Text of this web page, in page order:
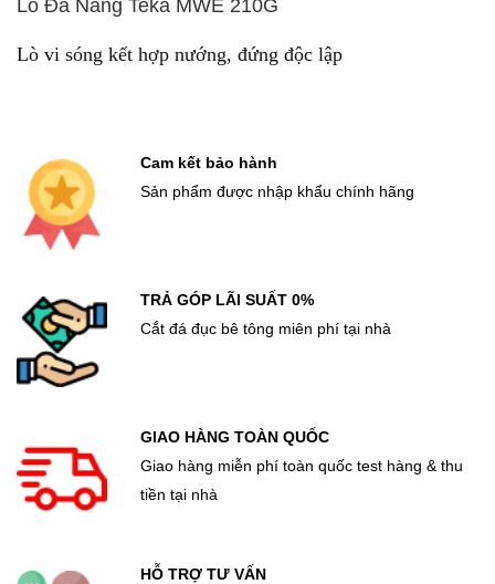
Lò Đa Năng Teka MWE 210G
Lò vi sóng kết hợp nướng, đứng độc lập
Cam kết bảo hành
Sản phẩm được nhập khẩu chính hãng
TRẢ GÓP LÃI SUẤT 0%
Cắt đá đục bê tông miên phí tại nhà
GIAO HÀNG TOÀN QUỐC
Giao hàng miễn phí toàn quốc test hàng & thu
tiền tại nhà
HỖ TRỢ TƯ VẤN